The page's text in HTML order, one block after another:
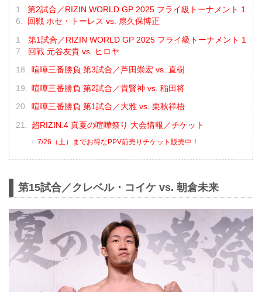
第2試合／RIZIN WORLD GP 2025 フライ級トーナメント 1
回戦 ホセ・トーレス vs. 扇久保博正
第1試合／RIZIN WORLD GP 2025 フライ級トーナメント 1
回戦 元谷友貴 vs. ヒロヤ
喧嘩三番勝負 第3試合／芦田崇宏 vs. 直樹
喧嘩三番勝負 第2試合／貴賢神 vs. 稲田将
喧嘩三番勝負 第1試合／大雅 vs. 栗秋祥梧
超RIZIN.4 真夏の喧嘩祭り 大会情報／チケット
7/26（土）までお得なPPV前売りチケット販売中！
第15試合／クレベル・コイケ vs. 朝倉未来